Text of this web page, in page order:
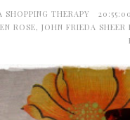
SHOPPING THERAPY 20:55:00
ROSE, JOHN FRIEDA